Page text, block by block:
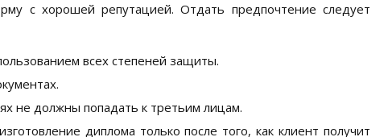
с хорошей репутацией. Отдать предпочтение следует
всех степеней защиты.
не должны попадать к третьим лицам.
диплома только после того, как клиент получит